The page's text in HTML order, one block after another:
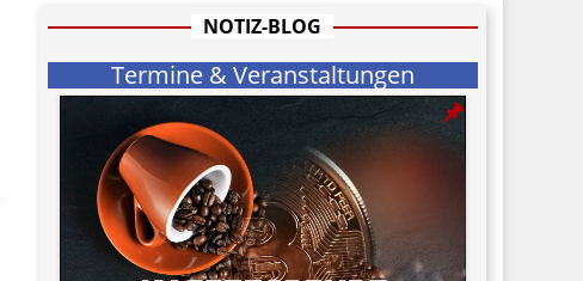
NOTIZ-BLOG
Termine & Veranstaltungen